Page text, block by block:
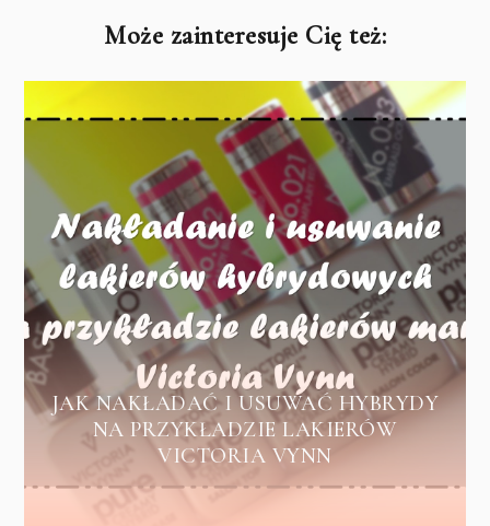
Może zainteresuje Cię też:
JAK NAKŁADAĆ I USUWAĆ HYBRYDY
NA PRZYKŁADZIE LAKIERÓW
VICTORIA VYNN